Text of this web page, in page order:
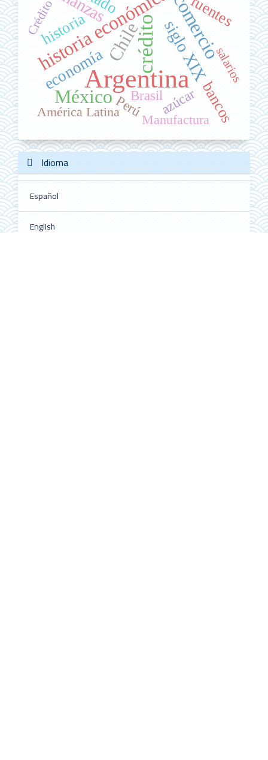
Argentina
crédito
historia económicacomercio
México
Chile siglo XIX
economía
historia fuentes
bancos
Brasil
Perú azúcar
Manufactura
América Latina
Crédito
salarios
Idioma
Español
English